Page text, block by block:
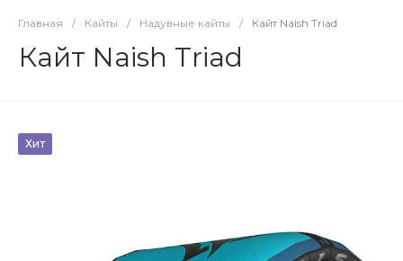
Главная / Кайты / Надувные кайты / Кайт Naish Triad
Кайт Naish Triad
Хит